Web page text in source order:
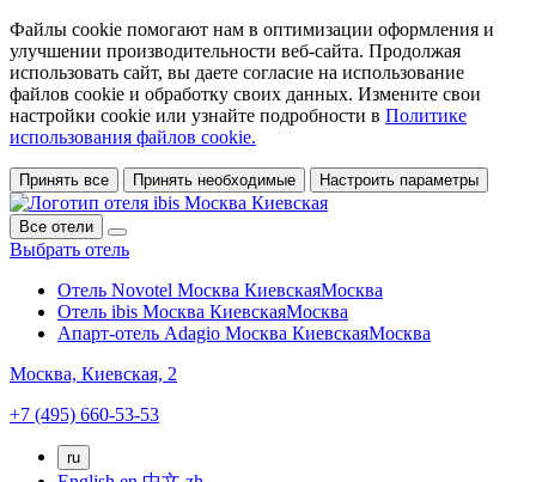
Файлы cookie помогают нам в оптимизации оформления и
улучшении производительности веб-сайта. Продолжая
использовать сайт, вы даете согласие на использование
файлов cookie и обработку своих данных. Измените свои
настройки cookie или узнайте подробности в Политике
использования файлов cookie.
Принять все Принять необходимые Настроить параметры
Все отели
Выбрать отель
Отель Novotel Москва КиевскаяМосква
Отель ibis Москва КиевскаяМосква
Апарт-отель Adagio Москва КиевскаяМосква
Москва, Киевская, 2
+7 (495) 660-53-53
ru